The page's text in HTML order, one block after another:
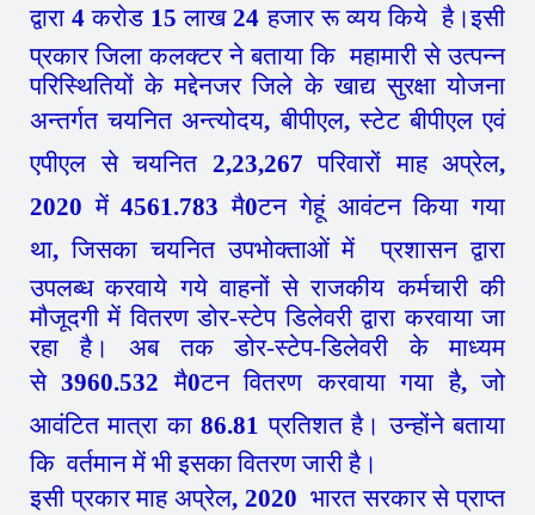
द्वारा4 करोड 15 लाख24 हजार रू व्यय किये है।इसी
प्रकार जिला कलक्टर ने बताया कि महामारी से उत्पन्न
परिस्थितियों के मद्देनजर जिले के खाद्य सुरक्षा योजना
अन्तर्गत चयनित अन्त्योदय,बीपीएल,स्टेट बीपीएल एवं
एपीएल से चयनित 2,23,267 परिवारों माह अप्रेल,
2020 में4561.783 मै0टन गेहूं आवंटन किया गया
था,जिसका चयनित उपभोक्ताओं में प्रशासन द्वारा
उपलब्ध करवाये गये वाहनों से राजकीय कर्मचारी की
मौजूदगी में वितरण डोर-स्टेप डिलेवरी द्वारा करवाया जा
रहा है। अब तक डोर-स्टेप-डिलेवरी के माध्यम
से3960.532 मै0टन वितरण करवाया गया है,जो
आवंटित मात्रा का86.81 प्रतिशत है। उन्होंने बताया
कि वर्तमान में भी इसका वितरण जारी है।
इसी प्रकार माह अप्रेल, 2020 भारत सरकार से प्राप्त